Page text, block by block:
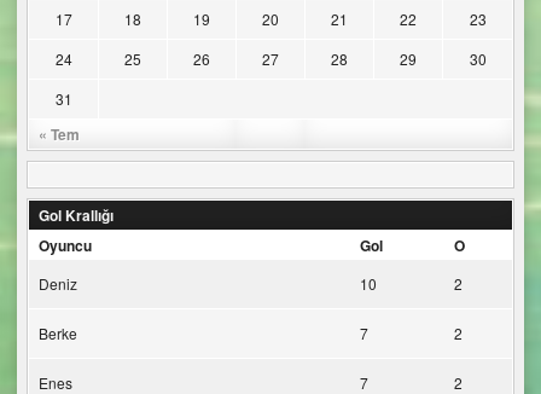
« Tem
17
18 19 20 21 22
23
24
25 26 27 28 29
30
31
Gol Krallığı
Oyuncu
Gol O
Deniz 10 2
Berke 7 2
Enes 7 2